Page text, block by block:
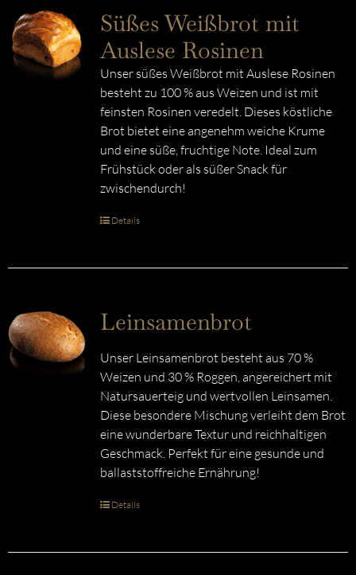
Süßes Weißbrot mit
Auslese Rosinen
Unser süßes Weißbrot mit Auslese Rosinen
besteht zu 100 % aus Weizen und ist mit
feinsten Rosinen veredelt. Dieses köstliche
Brot bietet eine angenehm weiche Krume
und eine süße, fruchtige Note. Ideal zum
Frühstück oder als süßer Snack für
zwischendurch!
Details
Leinsamenbrot
Unser Leinsamenbrot besteht aus 70 %
Weizen und 30 % Roggen, angereichert mit
Natursauerteig und wertvollen Leinsamen.
Diese besondere Mischung verleiht dem Brot
eine wunderbare Textur und reichhaltigen
Geschmack. Perfekt für eine gesunde und
ballaststoffreiche Ernährung!
Details